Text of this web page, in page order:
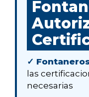
✓
las
necesarias